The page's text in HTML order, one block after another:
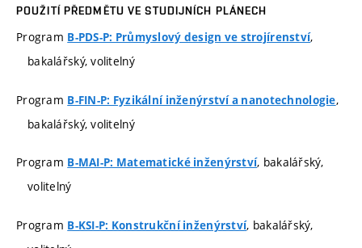
POUŽITÍ PŘEDMĚTU VE STUDIJNÍCH PLÁNECH
Program B-PDS-P: Průmyslový design ve strojírenství,
bakalářský, volitelný
Program B-FIN-P: Fyzikální inženýrství a nanotechnologie,
bakalářský, volitelný
Program B-MAI-P: Matematické inženýrství, bakalářský,
volitelný
Program B-KSI-P: Konstrukční inženýrství, bakalářský,